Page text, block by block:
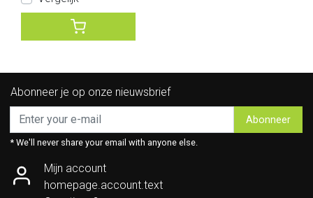
Abonneer je op onze nieuwsbrief
Abonneer
* We'll never share your email with anyone else.
Mijn account
homepage.account.text